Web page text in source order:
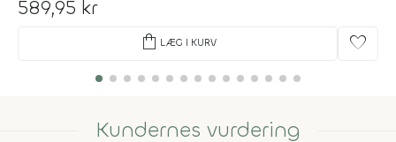
589,95 kr
shopping_bag LÆG I KURV favorite
Kundernes vurdering